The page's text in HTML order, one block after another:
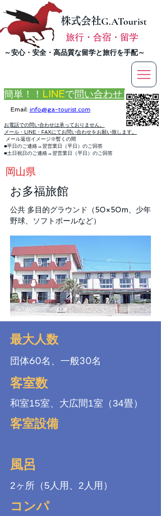
株式会社G.ATourist
旅行・合宿・留学
​～安心・安全・高品質な留学と旅行を手配～
Email: info@ga-tourist.com
簡単！！ LINEで問い合わせ
お電話での問い合わせは承っておりません。
メール・LINE・FAXにてお問い合わせをお願い致します。
メール返信イメージ※暫くの間
■平日のご連絡→翌営業日（平日）のご回答
■土日祝日のご連絡→翌営業日（平日）のご回答
岡山県
お多福旅館
公共 多目的グラウンド（50×50m、少年
野球、ソフトボールなど）
最大人数
団体60名、一般30名
客室数
和室15室、大広間1室（34畳）
客室設備
風呂
2ヶ所（5人用、2人用）
コンパ